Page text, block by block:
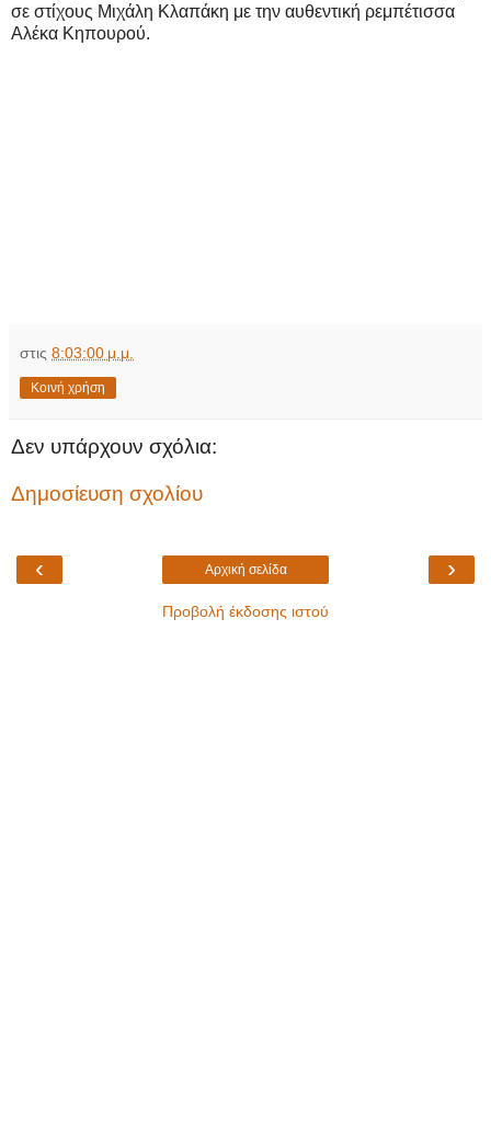
σε στίχους Μιχάλη Κλαπάκη με την αυθεντική ρεμπέτισσα
Αλέκα Κηπουρού.
στις 8:03:00 μ.μ.
Κοινή χρήση
Δεν υπάρχουν σχόλια:
Δημοσίευση σχολίου
‹ ›
Αρχική σελίδα
Προβολή έκδοσης ιστού